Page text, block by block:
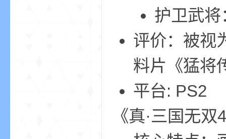
护卫武
评价：被视
料片《猛将
平台: PS2
《真·三国无